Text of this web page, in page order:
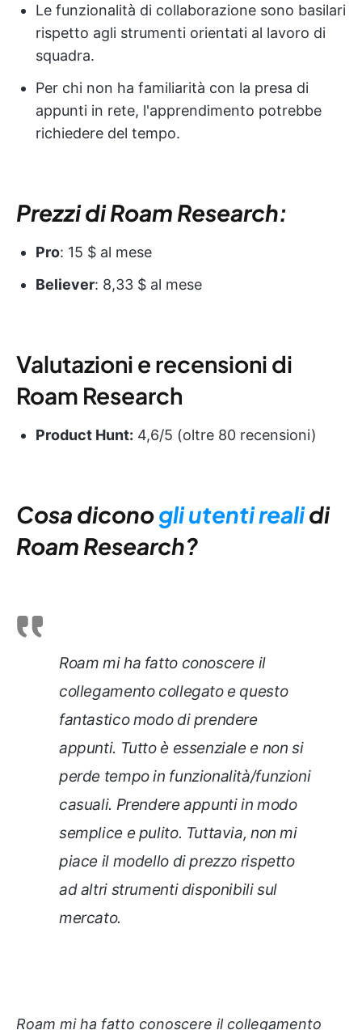
Le funzionalità di collaborazione sono basilari
rispetto agli strumenti orientati al lavoro di
squadra.
Per chi non ha familiarità con la presa di
appunti in rete, l'apprendimento potrebbe
richiedere del tempo.
Prezzi di Roam Research:
Pro: 15 $ al mese
Believer: 8,33 $ al mese
Valutazioni e recensioni di
Roam Research
Product Hunt: 4,6/5 (oltre 80 recensioni)
Cosa diconogli utenti realidi
Roam Research?
Roam mi ha fatto conoscere il
collegamento collegato e questo
fantastico modo di prendere
appunti. Tutto è essenziale e non si
perde tempo in funzionalità/funzioni
casuali. Prendere appunti in modo
semplice e pulito. Tuttavia, non mi
piace il modello di prezzo rispetto
ad altri strumenti disponibili sul
mercato.
Roam mi ha fatto conoscere il collegamento